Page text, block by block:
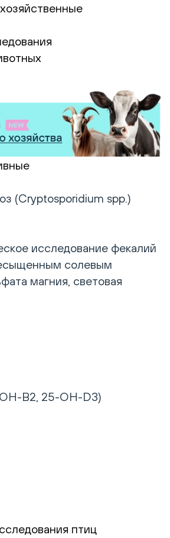
(Cryptosporidium spp.)
исследование фекалий
солевым
магния, световая
В2, 25-OH-D3)
птиц